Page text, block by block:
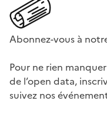
Abonnez-vous à
Pour ne rien
de l’open data,
suivez nos